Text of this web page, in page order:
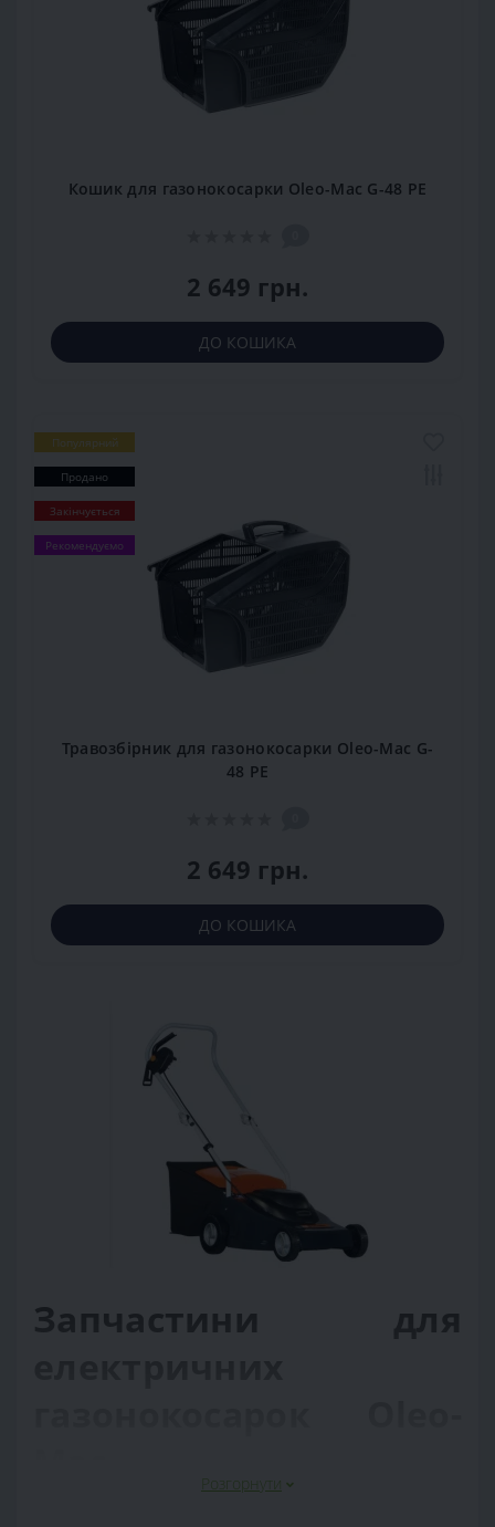
Кошик для газонокосарки Oleo-Mac G-48 PE
2 649 грн.
ДО КОШИКА
Популярний
Продано
Закінчується
Рекомендуємо
Травозбірник для газонокосарки Oleo-Mac G-
48 PE
2 649 грн.
ДО КОШИКА
Запчастини для
Запчастини для електричних газонокосарок Oleo-Mac
Розгорнути